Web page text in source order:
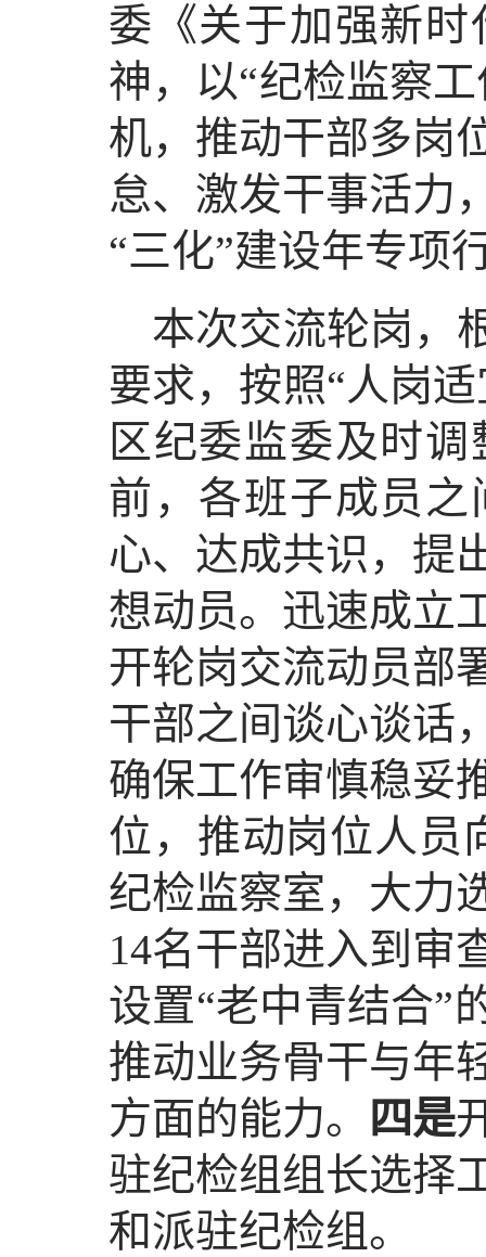
委《关于加强新
神，以“纪检监察
机，推动干部多岗
怠、激发干事活力
“三化”建设年专项
本次交流轮岗，
要求，按照“人岗
区纪委监委及时
前，各班子成员
心、达成共识，提
想动员。迅速成立
开轮岗交流动员部
干部之间谈心谈话
确保工作审慎稳妥
位，推动岗位人员
纪检监察室，大力
14名干部进入到审
设置“老中青结合”
推动业务骨干与年
方面的能力。
四是
驻纪检组组长选择
和派驻纪检组。